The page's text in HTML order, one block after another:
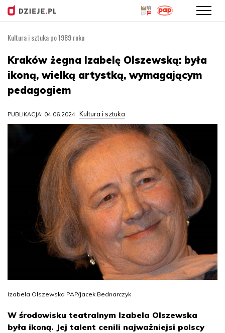
treści
Kultura i sztuka po 1989 roku
Kraków żegna Izabelę Olszewską: była
ikoną, wielką artystką, wymagającym
pedagogiem
PUBLIKACJA: 04.06.2024 Kultura i sztuka
Izabela Olszewska PAP/Jacek Bednarczyk
W środowisku teatralnym Izabela Olszewska
była ikoną. Jej talent cenili najważniejsi polscy